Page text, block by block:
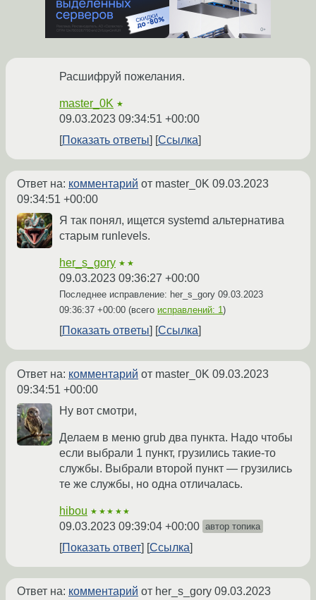
Расшифруй пожелания.
master_0K ★
09.03.2023 09:34:51 +00:00
Показать ответы
Ссылка
Ответ на: комментарий от master_0K 09.03.2023
09:34:51 +00:00
Я так понял, ищется systemd альтернатива
старым runlevels.
her_s_gory ★★
09.03.2023 09:36:27 +00:00
Последнее исправление: her_s_gory 09.03.2023
09:36:37 +00:00 (всего исправлений: 1)
Показать ответы Ссылка
Ответ на: комментарий от master_0K 09.03.2023
09:34:51 +00:00
Ну вот смотри,
Делаем в меню grub два пункта. Надо чтобы
если выбрали 1 пункт, грузились такие-то
службы. Выбрали второй пункт — грузились
те же службы, но одна отличалась.
hibou ★★★★★
09.03.2023 09:39:04 +00:00 автор топика
Показать ответ Ссылка
Ответ на: комментарий от her_s_gory 09.03.2023